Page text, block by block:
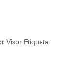
Visor Etiqueta